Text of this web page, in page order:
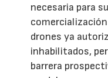
necesaria para
comercialización
drones ya
inhabilitados,
barrera